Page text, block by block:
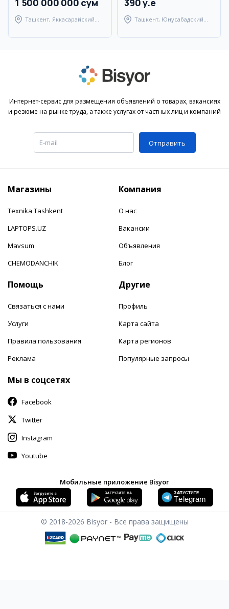
1 500 000 000 сум
Ташкент, Яккасарайский
390 y.e
Ташкент, Юнусабадский
Интернет-сервис для размещения объявлений о товарах, вакансиях
и резюме на рынке труда, а также услугах от частных лиц и компаний
Отправить
Магазины
Texnika Tashkent
LAPTOPS.UZ
Mavsum
CHEMODANCHIK
Компания
О нас
Вакансии
Объявления
Блог
Помощь
Связаться с нами
Услуги
Правила пользования
Реклама
Другие
Профиль
Карта сайта
Карта регионов
Популярные запросы
Мы в соцсетях
Facebook
Twitter
Instagram
Youtube
Мобильные приложение Bisyor
© 2018-2026 Bisyor - Все права защищены